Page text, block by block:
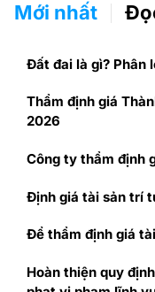
Mới nhất
Đất đai là gì? Phân
Thẩm định giá
2026
Công ty thẩm định
Định giá tài sản trí
Để thẩm định giá
Hoàn thiện quy